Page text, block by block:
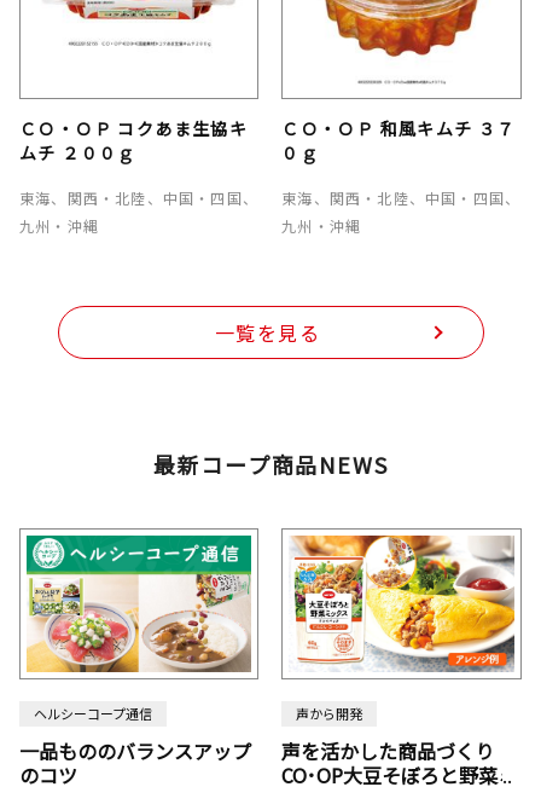
ＣＯ・ＯＰ コクあま生協キ
ムチ ２００ｇ
東海、関西・北陸、中国・四国、
九州・沖縄
ＣＯ・ＯＰ 和風キムチ ３７
０ｇ
東海、関西・北陸、中国・四国、
九州・沖縄
一覧を見る
最新コープ商品NEWS
ヘルシーコープ通信
一品もののバランスアップ
のコツ
声から開発
声を活かした商品づくり
CO･OP大豆そぼろと野菜ミ